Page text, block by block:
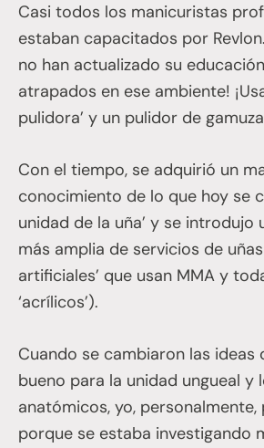
Casi todos los manicuristas
estaban capacitados por
no han actualizado su
atrapados en ese ambiente!
pulidora’ y un pulidor de
Con el tiempo, se adquirió un
conocimiento de lo que hoy se
unidad de la uña’ y se introdujo
más amplia de servicios de
artificiales’ que usan MMA y
‘acrílicos’).
Cuando se cambiaron las ideas
bueno para la unidad ungueal y
anatómicos, yo, personalmente,
porque se estaba investigando